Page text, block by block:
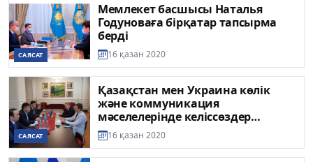
САЯСАТ
Мемлекет басшысы Наталья
Годуноваға бірқатар тапсырма
берді
16 қазан 2020
САЯСАТ
Қазақстан мен Украина көлік
және коммуникация
мәселелерінде келіссөздер
өткізеді
16 қазан 2020